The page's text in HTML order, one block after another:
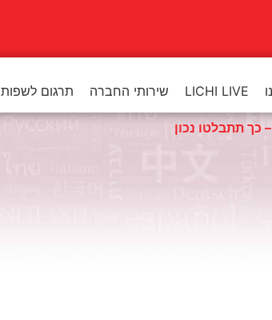
LICHI LIVE שירותי החברה תרגום לשפות
כך תתבלטו נכון